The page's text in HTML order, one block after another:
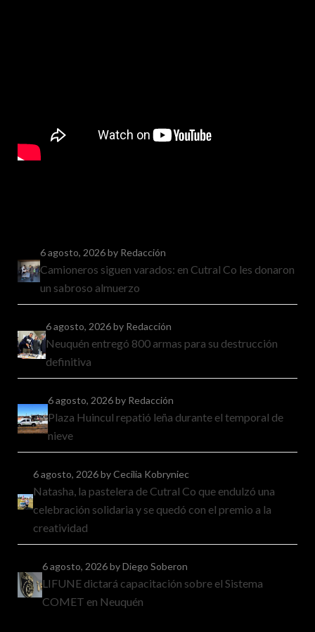
6 agosto, 2026by Redacción
Camioneros siguen varados: en Cutral Co les donaron
un sabroso almuerzo
6 agosto, 2026by Redacción
Neuquén entregó 800 armas para su destrucción
definitiva
6 agosto, 2026by Redacción
Plaza Huincul repatió leña durante el temporal de
nieve
6 agosto, 2026by Cecilia Kobryniec
Natasha, la pastelera de Cutral Co que endulzó una
celebración solidaria y se quedó con el premio a la
creatividad
6 agosto, 2026by Diego Soberon
LIFUNE dictará capacitación sobre el Sistema
COMET en Neuquén